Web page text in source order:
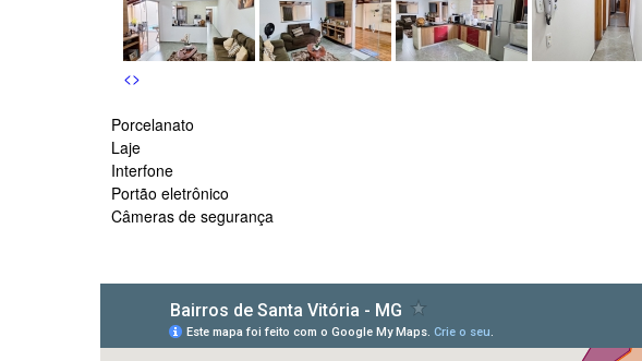
<>
Porcelanato
Laje
Interfone
Portão eletrônico
Câmeras de segurança